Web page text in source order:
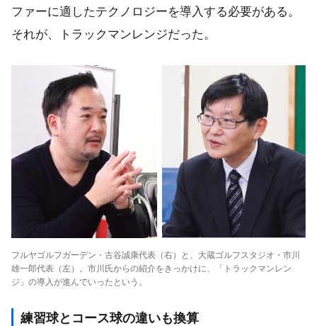
ファーに適したテクノロジーを導入する必要がある。
それが、トラックマンレンジだった。
フルヤゴルフガーデン・古谷誠康代表（右）と、大蔵ゴルフスタジオ・市川
雄一郎代表（左）。市川氏からの紹介をきっかけに、「トラックマンレン
ジ」の導入が進んでいったという。
練習球とコース球の違いも換算